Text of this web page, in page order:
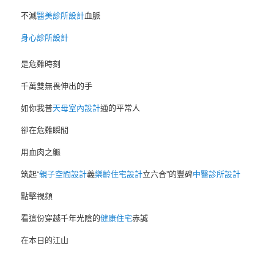
不滅醫美診所設計血脈
身心診所設計
是危難時刻
千萬雙無畏伸出的手
如你我普天母室內設計通的平常人
卻在危難瞬間
用血肉之軀
筑起“親子空間設計義樂齡住宅設計立六合”的豐碑中醫診所設計
點擊視頻
看這份穿越千年光陰的健康住宅赤誠
在本日的江山